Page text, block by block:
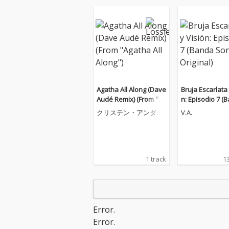
Agatha All Along (Dave
Audé Remix) (From "Ag
atha All Along")
クリステン・アンダー
1 track
Bruja Escarlata
n: Episodio 7
onora Original)
V.A.
Error.
Error.